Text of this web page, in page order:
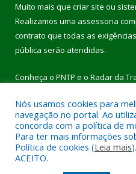
Muito mais que criar site ou
Realizamos uma assessoria
contrato que todas as
pública serão atendidas.
Conheça o PNTP e o Radar da
Todos os direitos
Nós usamos cookies para
navegação no portal. Ao
concorda com a política de
Para ter mais informações
Política de cookies (Leia mais
ACEITO.